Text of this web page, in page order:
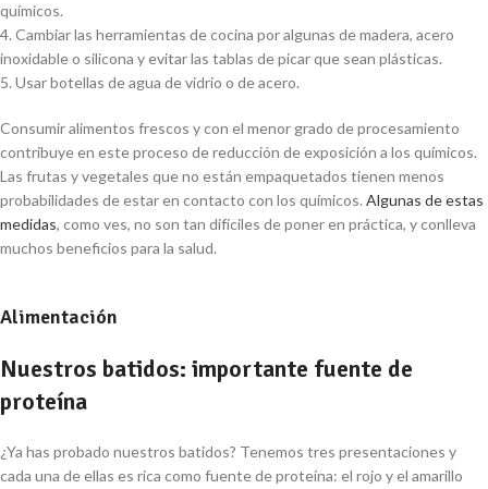
químicos.
4. Cambiar las herramientas de cocina por algunas de madera, acero
inoxidable o silicona y evitar las tablas de picar que sean plásticas.
5. Usar botellas de agua de vidrio o de acero.
Consumir alimentos frescos y con el menor grado de procesamiento
contribuye en este proceso de reducción de exposición a los químicos.
Las frutas y vegetales que no están empaquetados tienen menos
probabilidades de estar en contacto con los químicos. Algunas de estas
medidas, como ves, no son tan difíciles de poner en práctica, y conlleva
muchos beneficios para la salud.
Alimentación
Nuestros batidos: importante fuente de
proteína
¿Ya has probado nuestros batidos? Tenemos tres presentaciones y
cada una de ellas es rica como fuente de proteína: el rojo y el amarillo